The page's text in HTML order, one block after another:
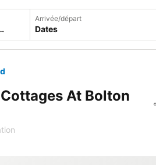
Arrivée/départ
Dates
At Bolton